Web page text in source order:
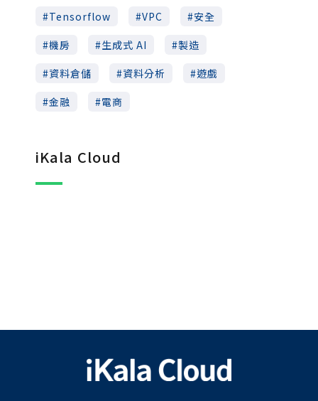
Tensorflow
VPC
安全
機房
生成式 AI
製造
資料倉儲
資料分析
遊戲
金融
電商
iKala Cloud